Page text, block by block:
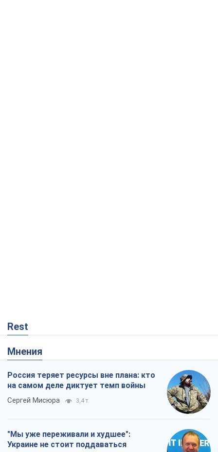
Rest
Мнения
Россия теряет ресурсы вне плана: кто
на самом деле диктует темп войны
Сергей Мисюра 3,4 т.
"Мы уже переживали и худшее":
Украине не стоит поддаваться